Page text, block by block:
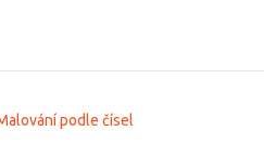
podle čísel